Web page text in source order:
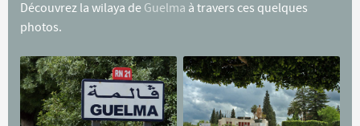
Découvrez la wilaya de Guelma à travers ces quelques
photos.